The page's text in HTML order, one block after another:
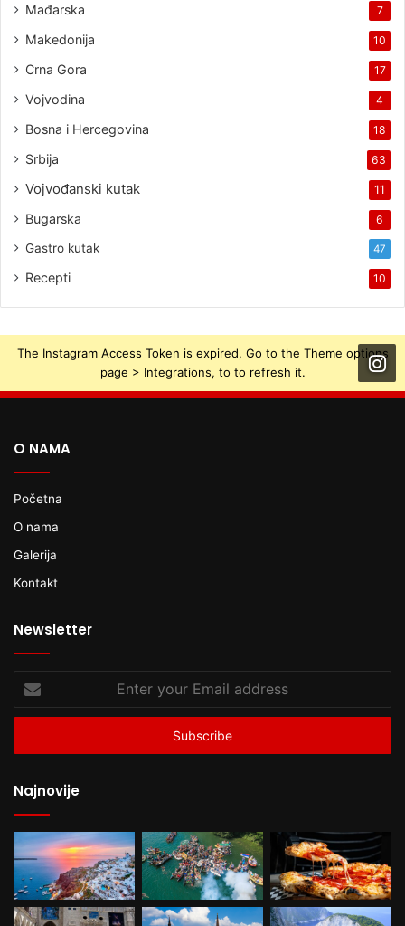
Mađarska 7
Makedonija 10
Crna Gora 17
Vojvodina 4
Bosna i Hercegovina 18
Srbija 63
Vojvođanski kutak 11
Bugarska 6
Gastro kutak 47
Recepti 10
The Instagram Access Token is expired, Go to the Theme options
page > Integrations, to to refresh it.
O NAMA
Početna
O nama
Galerija
Kontakt
Newsletter
your
Email
Najnovije